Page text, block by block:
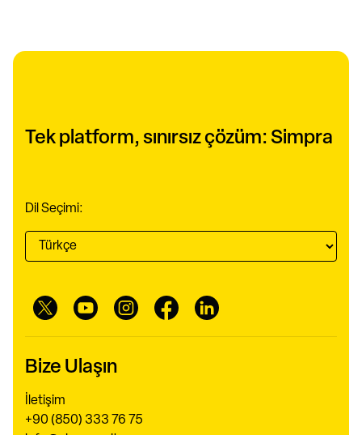
Tek platform, sınırsız çözüm: Simpra
Dil Seçimi:
Bize Ulaşın
İletişim
+90 (850) 333 76 75